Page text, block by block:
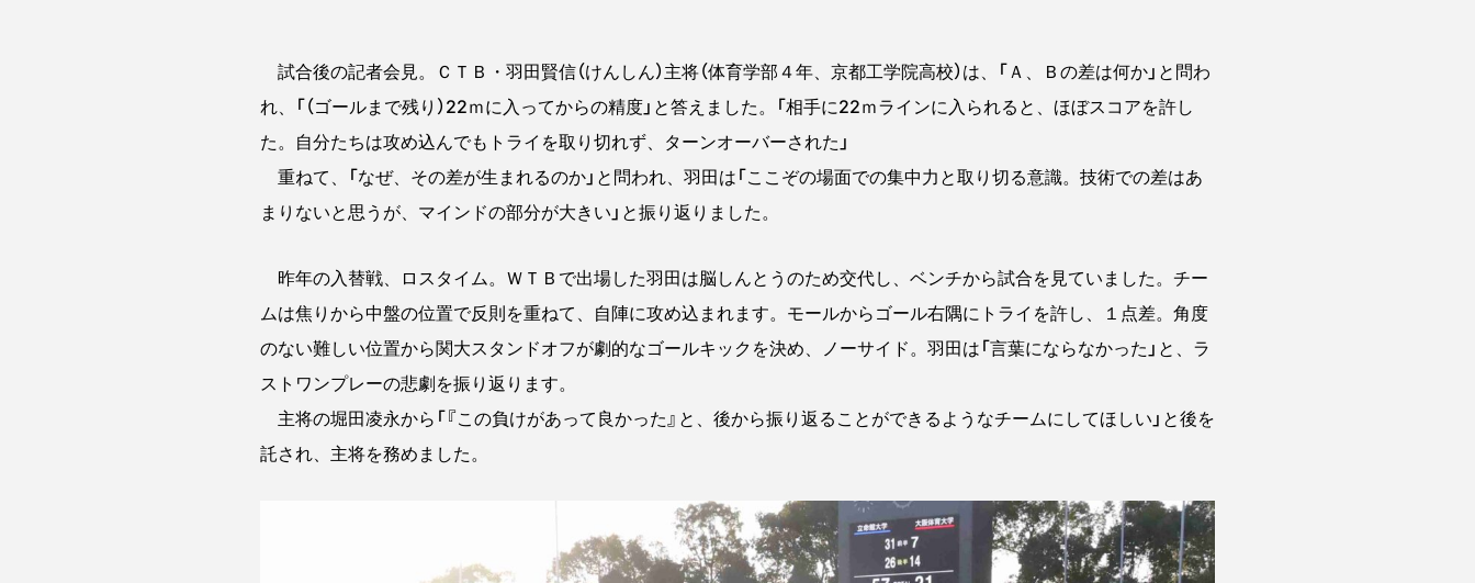
試合後の記者会見。ＣＴＢ・羽田賢信（けんしん）主将（体育学部４年、京都工学院高校）は、「Ａ、Ｂの差は何か」と問わ
れ、「（ゴールまで残り）22ｍに入ってからの精度」と答えました。「相手に22ｍラインに入られると、ほぼスコアを許し
た。自分たちは攻め込んでもトライを取り切れず、ターンオーバーされた」
重ねて、「なぜ、その差が生まれるのか」と問われ、羽田は「ここぞの場面での集中力と取り切る意識。技術での差はあ
まりないと思うが、マインドの部分が大きい」と振り返りました。
昨年の入替戦、ロスタイム。ＷＴＢで出場した羽田は脳しんとうのため交代し、ベンチから試合を見ていました。チー
ムは焦りから中盤の位置で反則を重ねて、自陣に攻め込まれます。モールからゴール右隅にトライを許し、１点差。角度
のない難しい位置から関大スタンドオフが劇的なゴールキックを決め、ノーサイド。羽田は「言葉にならなかった」と、ラ
ストワンプレーの悲劇を振り返ります。
主将の堀田凌永から「『この負けがあって良かった』と、後から振り返ることができるようなチームにしてほしい」と後を
託され、主将を務めました。